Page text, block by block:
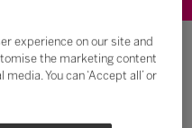
experience on our site and
the marketing content
You can ‘Accept all’ or